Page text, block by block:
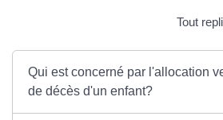
Tout
Qui est concerné par l'allocation
de décès d'un enfant?